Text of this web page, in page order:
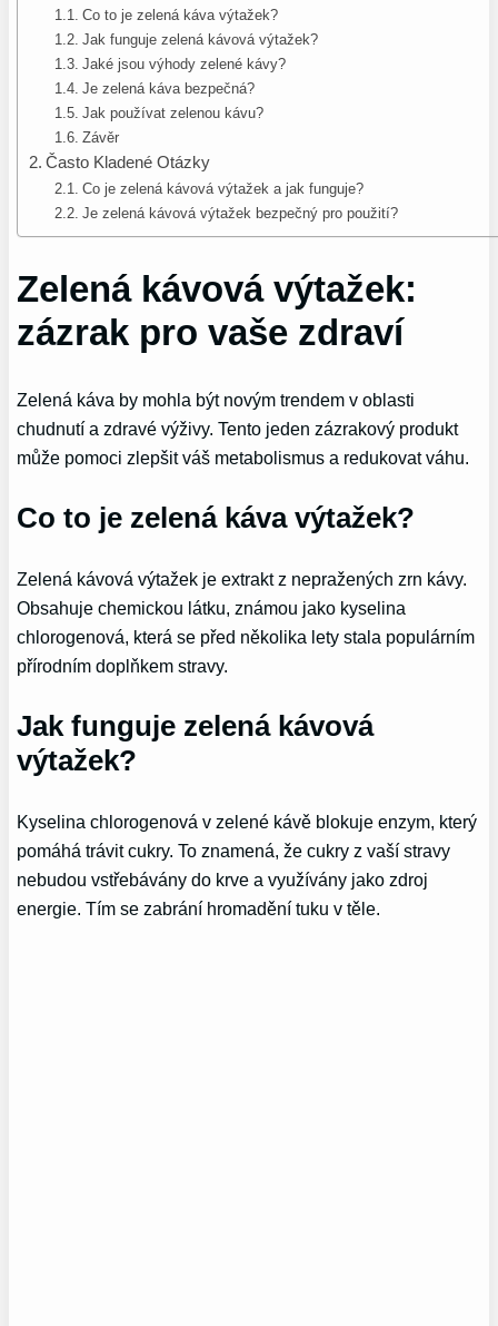
Co to je zelená káva výtažek?
Jak funguje zelená kávová výtažek?
Jaké jsou výhody zelené kávy?
Je zelená káva bezpečná?
Jak používat zelenou kávu?
Závěr
Často Kladené Otázky
Co je zelená kávová výtažek a jak funguje?
Je zelená kávová výtažek bezpečný pro použití?
Zelená kávová výtažek:
zázrak pro vaše zdraví
Zelená káva by mohla být novým trendem v oblasti
chudnutí a zdravé výživy. Tento jeden zázrakový produkt
může pomoci zlepšit váš metabolismus a redukovat váhu.
Co to je zelená káva výtažek?
Zelená kávová výtažek je extrakt z nepražených zrn kávy.
Obsahuje chemickou látku, známou jako kyselina
chlorogenová, která se před několika lety stala populárním
přírodním doplňkem stravy.
Jak funguje zelená kávová
výtažek?
Kyselina chlorogenová v zelené kávě blokuje enzym, který
pomáhá trávit cukry. To znamená, že cukry z vaší stravy
nebudou vstřebávány do krve a využívány jako zdroj
energie. Tím se zabrání hromadění tuku v těle.